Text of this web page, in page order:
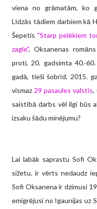
viena no grāmatām, ko
Līdzās tādiem darbiem kā
Šepetis "Starp pelēkiem
zagle", Oksanenas
proti, 20. gadsimta 40.-
gadā, tieši šobrīd, 2015.
vismaz 29 pasaules valstīs,
saistībā darbs vēl ilgi būs
izsaku šādu minējumu?
Lai labāk saprastu Sofi
sižetu, ir vērts nedaudz
Sofi Oksanena ir dzimusi
emigrējusi no Igaunijas uz